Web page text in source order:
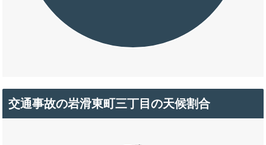
交通事故の岩滑東町三丁目の天候割合